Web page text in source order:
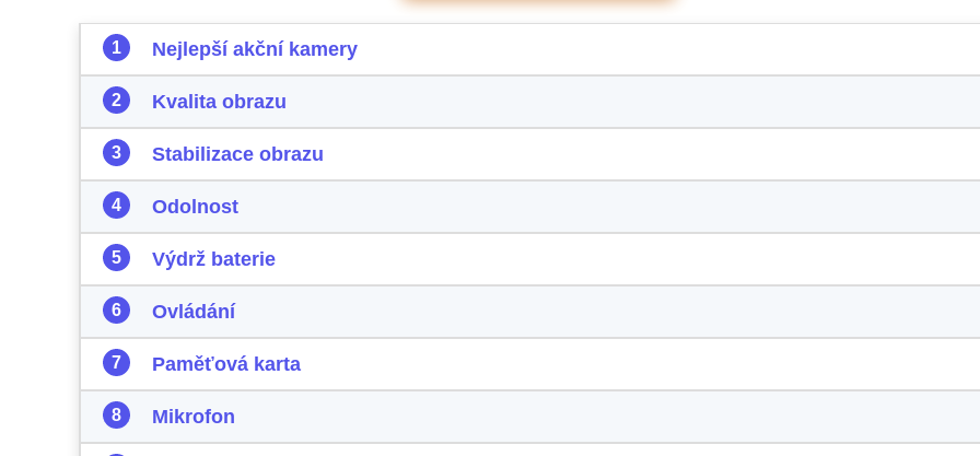
Nejlepší akční kamery
Kvalita obrazu
Stabilizace obrazu
Odolnost
Výdrž baterie
Ovládání
Paměťová karta
Mikrofon